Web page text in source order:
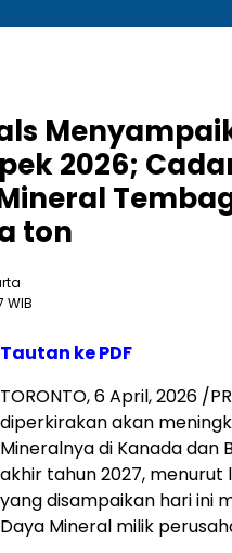
2026;
ton
WIB
Tautan ke PDF
TORONTO,6 April, 2026 /
diperkirakan akan
Mineralnya di Kanada dan
akhir tahun 2027,
yang disampaikan hari ini
Daya Mineral milik